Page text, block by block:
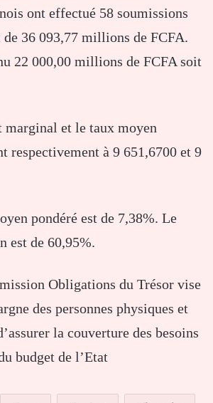
ont effectué 58 soumissions
36 093,77 millions de FCFA.
22 000,00 millions de FCFA soit
marginal et le taux moyen
respectivement à 9 651,6700 et 9
pondéré est de 7,38%. Le
est de 60,95%.
Obligations du Trésor vise
des personnes physiques et
la couverture des besoins
budget de l’Etat